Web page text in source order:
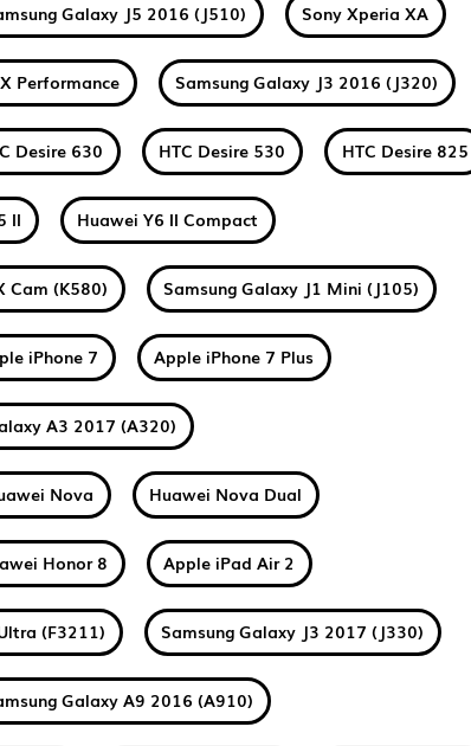
Galaxy J5 2016 (J510) Sony Xperia XA
Performance Samsung Galaxy J3 2016 (J320)
Desire 630 HTC Desire 530 HTC Desire 825
II Huawei Y6 II Compact
Cam (K580) Samsung Galaxy J1 Mini (J105)
iPhone 7 Apple iPhone 7 Plus
A3 2017 (A320)
Nova Huawei Nova Dual
Honor 8 Apple iPad Air 2
(F3211) Samsung Galaxy J3 2017 (J330)
Galaxy A9 2016 (A910)